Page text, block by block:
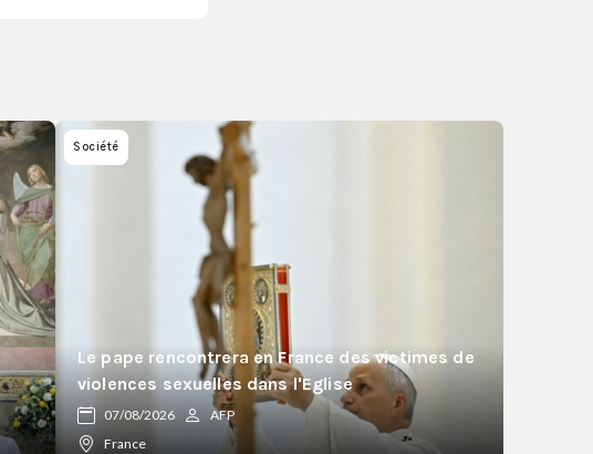
Société
Le pape rencontrera en France des victimes de
violences sexuelles dans l'Eglise
07/08/2026
AFP
France